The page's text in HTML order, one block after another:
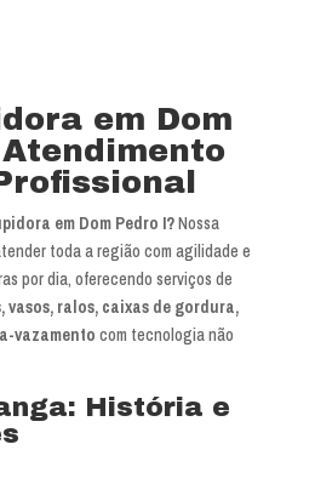
em Dom
em Dom Pedro I?Nossa
toda a região com agilidade e
por dia, oferecendo serviços de
vasos, ralos, caixas de gordura,
vazamento com tecnologia não
História e